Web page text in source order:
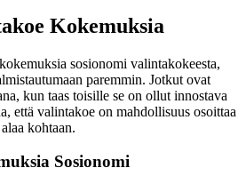
Kokemuksia
sosionomi valintakokeesta,
paremmin. Jotkut ovat
kun taas toisille se on ollut innostava
että valintakoe on mahdollisuus osoittaa
kohtaan.
Sosionomi